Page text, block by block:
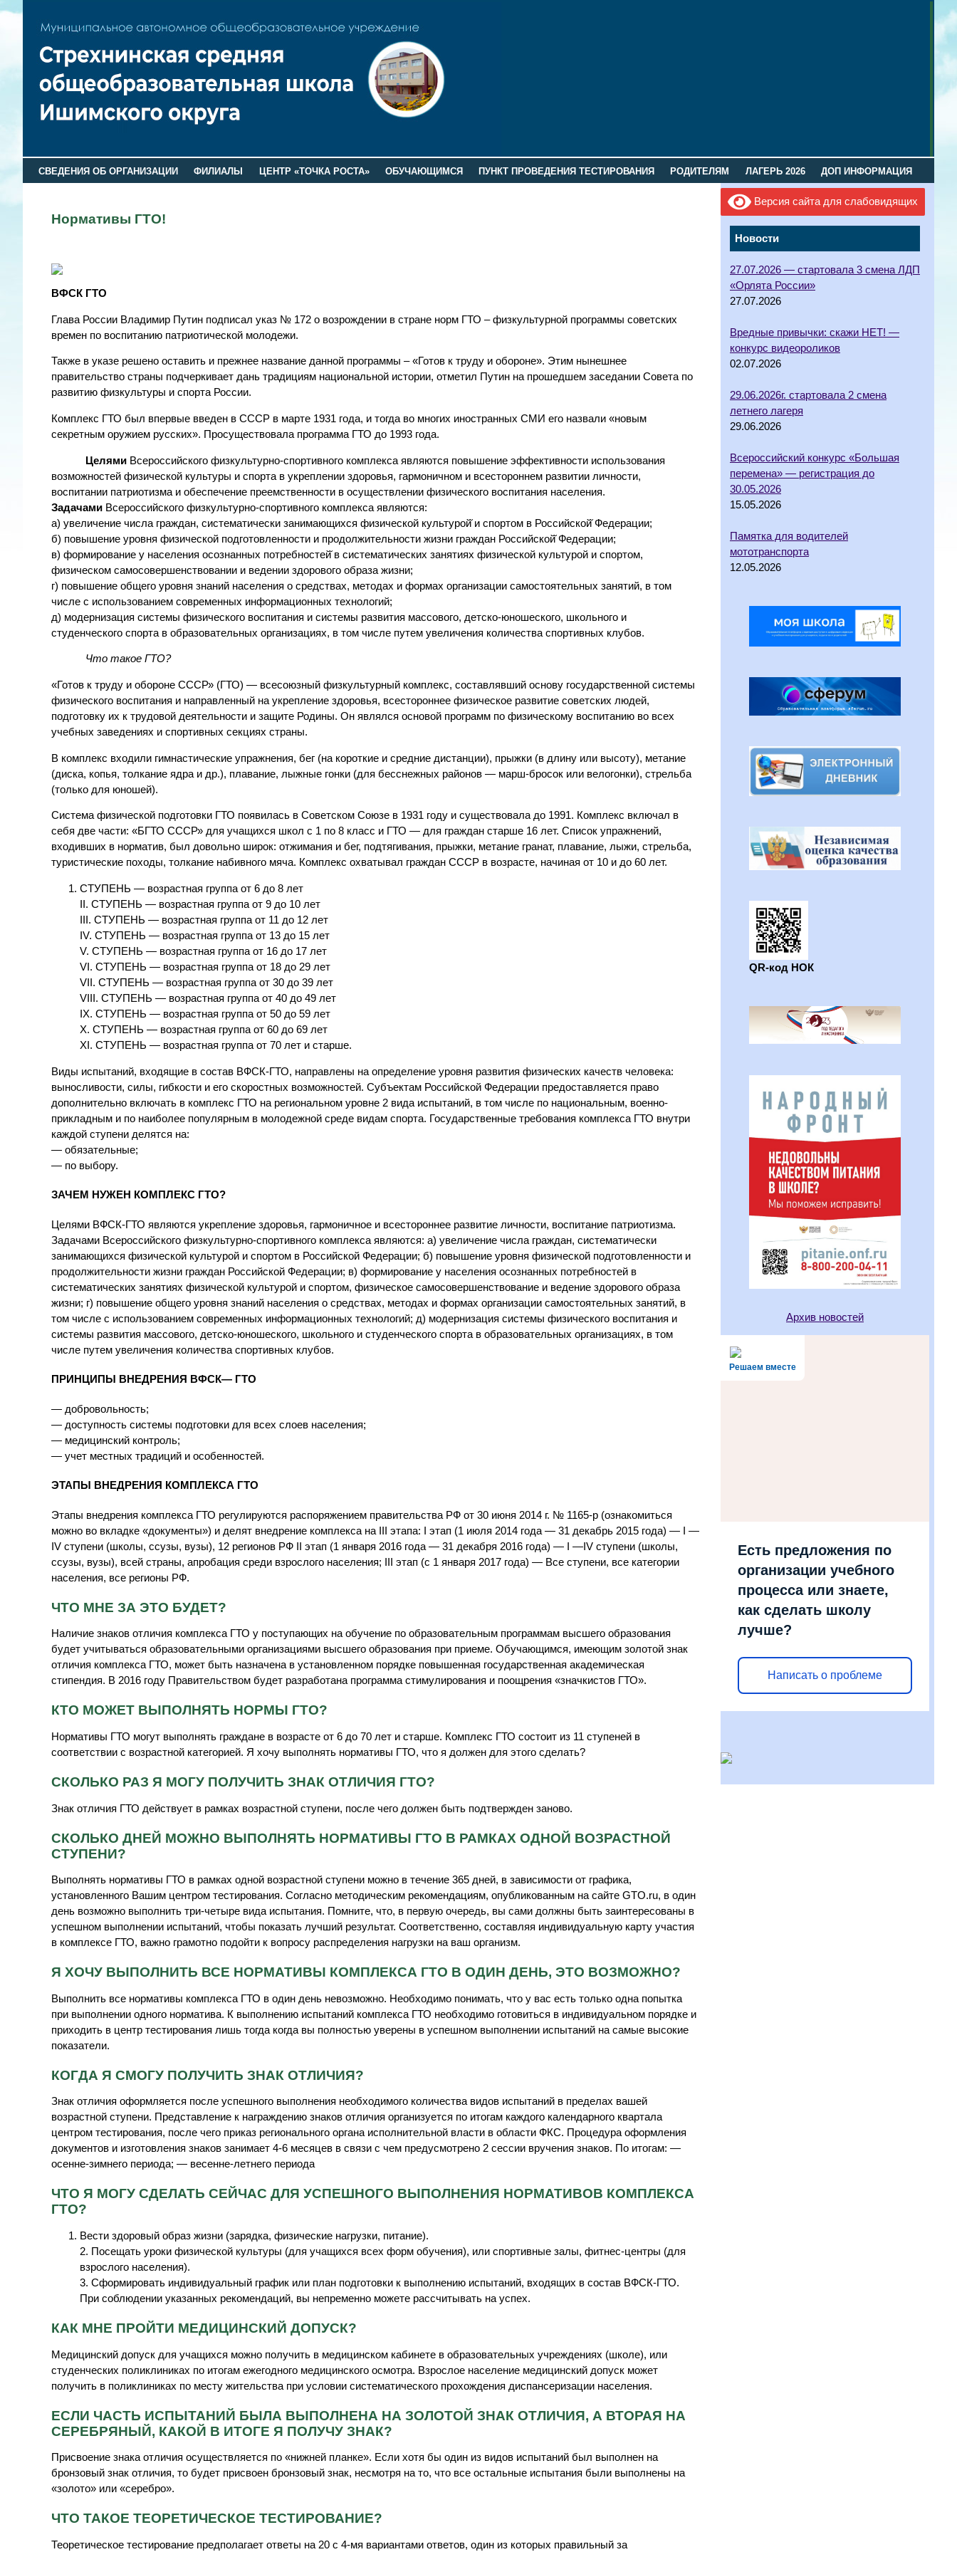
СВЕДЕНИЯ ОБ ОРГАНИЗАЦИИ ФИЛИАЛЫ ЦЕНТР «ТОЧКА РОСТА» ОБУЧАЮЩИМСЯ ПУНКТ ПРОВЕДЕНИЯ ТЕСТИРОВАНИЯ РОДИТЕЛЯМ ЛАГЕРЬ 2026 ДОП ИНФОРМАЦИЯ
Версия сайта для слабовидящих
Новости
27.07.2026 — стартовала 3 смена ЛДП
«Орлята России»
27.07.2026
Вредные привычки: скажи НЕТ! —
конкурс видеороликов
02.07.2026
29.06.2026г. стартовала 2 смена
летнего лагеря
29.06.2026
Всероссийский конкурс «Большая
перемена» — регистрация до
30.05.2026
15.05.2026
Памятка для водителей
мототранспорта
12.05.2026
QR-код НОК
Архив новостей
Решаем вместе
Есть предложения по
организации учебного
процесса или знаете,
как сделать школу
лучше?
Написать о проблеме
Нормативы ГТО!
ВФСК ГТО
Глава России Владимир Путин подписал указ № 172 о возрождении в стране норм ГТО – физкультурной программы советских
времен по воспитанию патриотической молодежи.
Также в указе решено оставить и прежнее название данной программы – «Готов к труду и обороне». Этим нынешнее
правительство страны подчеркивает дань традициям национальной истории, отметил Путин на прошедшем заседании Совета по
развитию физкультуры и спорта России.
Комплекс ГТО был впервые введен в СССР в марте 1931 года, и тогда во многих иностранных СМИ его назвали «новым
секретным оружием русских». Просуществовала программа ГТО до 1993 года.
Целями Всероссийского физкультурно-спортивного комплекса являются повышение эффективности использования
возможностей физической культуры и спорта в укреплении здоровья, гармоничном и всестороннем развитии личности,
воспитании патриотизма и обеспечение преемственности в осуществлении физического воспитания населения.
Задачами Всероссийского физкультурно-спортивного комплекса являются:
а) увеличение числа граждан, систематически занимающихся физической культурой̆ и спортом в Российской̆ Федерации;
б) повышение уровня физической подготовленности и продолжительности жизни граждан Российской̆ Федерации;
в) формирование у населения осознанных потребностей̆ в систематических занятиях физической культурой и спортом,
физическом самосовершенствовании и ведении здорового образа жизни;
г) повышение общего уровня знаний населения о средствах, методах и формах организации самостоятельных занятий, в том
числе с использованием современных информационных технологий;
д) модернизация системы физического воспитания и системы развития массового, детско-юношеского, школьного и
студенческого спорта в образовательных организациях, в том числе путем увеличения количества спортивных клубов.
Что такое ГТО?
«Готов к труду и обороне СССР» (ГТО) — всесоюзный физкультурный комплекс, составлявший основу государственной системы
физического воспитания и направленный на укрепление здоровья, всестороннее физическое развитие советских людей,
подготовку их к трудовой деятельности и защите Родины. Он являлся основой программ по физическому воспитанию во всех
учебных заведениях и спортивных секциях страны.
В комплекс входили гимнастические упражнения, бег (на короткие и средние дистанции), прыжки (в длину или высоту), метание
(диска, копья, толкание ядра и др.), плавание, лыжные гонки (для бесснежных районов — марш-бросок или велогонки), стрельба
(только для юношей).
Система физической подготовки ГТО появилась в Советском Союзе в 1931 году и существовала до 1991. Комплекс включал в
себя две части: «БГТО СССР» для учащихся школ с 1 по 8 класс и ГТО — для граждан старше 16 лет. Список упражнений,
входивших в норматив, был довольно широк: отжимания и бег, подтягивания, прыжки, метание гранат, плавание, лыжи, стрельба,
туристические походы, толкание набивного мяча. Комплекс охватывал граждан СССР в возрасте, начиная от 10 и до 60 лет.
СТУПЕНЬ — возрастная группа от 6 до 8 лет
II. СТУПЕНЬ — возрастная группа от 9 до 10 лет
III. СТУПЕНЬ — возрастная группа от 11 до 12 лет
IV. СТУПЕНЬ — возрастная группа от 13 до 15 лет
V. СТУПЕНЬ — возрастная группа от 16 до 17 лет
VI. СТУПЕНЬ — возрастная группа от 18 до 29 лет
VII. СТУПЕНЬ — возрастная группа от 30 до 39 лет
VIII. СТУПЕНЬ — возрастная группа от 40 до 49 лет
IX. СТУПЕНЬ — возрастная группа от 50 до 59 лет
X. СТУПЕНЬ — возрастная группа от 60 до 69 лет
XI. СТУПЕНЬ — возрастная группа от 70 лет и старше.
Виды испытаний, входящие в состав ВФСК-ГТО, направлены на определение уровня развития физических качеств человека:
выносливости, силы, гибкости и его скоростных возможностей. Субъектам Российской Федерации предоставляется право
дополнительно включать в комплекс ГТО на региональном уровне 2 вида испытаний, в том числе по национальным, военно-
прикладным и по наиболее популярным в молодежной среде видам спорта. Государственные требования комплекса ГТО внутри
каждой ступени делятся на:
— обязательные;
— по выбору.
ЗАЧЕМ НУЖЕН КОМПЛЕКС ГТО?
Целями ВФСК-ГТО являются укрепление здоровья, гармоничное и всестороннее развитие личности, воспитание патриотизма.
Задачами Всероссийского физкультурно-спортивного комплекса являются: а) увеличение числа граждан, систематически
занимающихся физической культурой и спортом в Российской Федерации; б) повышение уровня физической подготовленности и
продолжительности жизни граждан Российской Федерации; в) формирование у населения осознанных потребностей в
систематических занятиях физической культурой и спортом, физическое самосовершенствование и ведение здорового образа
жизни; г) повышение общего уровня знаний населения о средствах, методах и формах организации самостоятельных занятий, в
том числе с использованием современных информационных технологий; д) модернизация системы физического воспитания и
системы развития массового, детско-юношеского, школьного и студенческого спорта в образовательных организациях, в том
числе путем увеличения количества спортивных клубов.
ПРИНЦИПЫ ВНЕДРЕНИЯ ВФСК— ГТО
— добровольность;
— доступность системы подготовки для всех слоев населения;
— медицинский контроль;
— учет местных традиций и особенностей.
ЭТАПЫ ВНЕДРЕНИЯ КОМПЛЕКСА ГТО
Этапы внедрения комплекса ГТО регулируются распоряжением правительства РФ от 30 июня 2014 г. № 1165-р (ознакомиться
можно во вкладке «документы») и делят внедрение комплекса на III этапа: I этап (1 июля 2014 года — 31 декабрь 2015 года) — I —
IV ступени (школы, ссузы, вузы), 12 регионов РФ II этап (1 января 2016 года — 31 декабря 2016 года) — I —IV ступени (школы,
ссузы, вузы), всей страны, апробация среди взрослого населения; III этап (с 1 января 2017 года) — Все ступени, все категории
населения, все регионы РФ.
ЧТО МНЕ ЗА ЭТО БУДЕТ?
Наличие знаков отличия комплекса ГТО у поступающих на обучение по образовательным программам высшего образования
будет учитываться образовательными организациями высшего образования при приеме. Обучающимся, имеющим золотой знак
отличия комплекса ГТО, может быть назначена в установленном порядке повышенная государственная академическая
стипендия. В 2016 году Правительством будет разработана программа стимулирования и поощрения «значкистов ГТО».
КТО МОЖЕТ ВЫПОЛНЯТЬ НОРМЫ ГТО?
Нормативы ГТО могут выполнять граждане в возрасте от 6 до 70 лет и старше. Комплекс ГТО состоит из 11 ступеней в
соответствии с возрастной категорией. Я хочу выполнять нормативы ГТО, что я должен для этого сделать?
СКОЛЬКО РАЗ Я МОГУ ПОЛУЧИТЬ ЗНАК ОТЛИЧИЯ ГТО?
Знак отличия ГТО действует в рамках возрастной ступени, после чего должен быть подтвержден заново.
СКОЛЬКО ДНЕЙ МОЖНО ВЫПОЛНЯТЬ НОРМАТИВЫ ГТО В РАМКАХ ОДНОЙ ВОЗРАСТНОЙ
СТУПЕНИ?
Выполнять нормативы ГТО в рамках одной возрастной ступени можно в течение 365 дней, в зависимости от графика,
установленного Вашим центром тестирования. Согласно методическим рекомендациям, опубликованным на сайте GTO.ru, в один
день возможно выполнить три-четыре вида испытания. Помните, что, в первую очередь, вы сами должны быть заинтересованы в
успешном выполнении испытаний, чтобы показать лучший результат. Соответственно, составляя индивидуальную карту участия
в комплексе ГТО, важно грамотно подойти к вопросу распределения нагрузки на ваш организм.
Я ХОЧУ ВЫПОЛНИТЬ ВСЕ НОРМАТИВЫ КОМПЛЕКСА ГТО В ОДИН ДЕНЬ, ЭТО ВОЗМОЖНО?
Выполнить все нормативы комплекса ГТО в один день невозможно. Необходимо понимать, что у вас есть только одна попытка
при выполнении одного норматива. К выполнению испытаний комплекса ГТО необходимо готовиться в индивидуальном порядке и
приходить в центр тестирования лишь тогда когда вы полностью уверены в успешном выполнении испытаний на самые высокие
показатели.
КОГДА Я СМОГУ ПОЛУЧИТЬ ЗНАК ОТЛИЧИЯ?
Знак отличия оформляется после успешного выполнения необходимого количества видов испытаний в пределах вашей
возрастной ступени. Представление к награждению знаков отличия организуется по итогам каждого календарного квартала
центром тестирования, после чего приказ регионального органа исполнительной власти в области ФКС. Процедура оформления
документов и изготовления знаков занимает 4-6 месяцев в связи с чем предусмотрено 2 сессии вручения знаков. По итогам: —
осенне-зимнего периода; — весенне-летнего периода
ЧТО Я МОГУ СДЕЛАТЬ СЕЙЧАС ДЛЯ УСПЕШНОГО ВЫПОЛНЕНИЯ НОРМАТИВОВ КОМПЛЕКСА
ГТО?
Вести здоровый образ жизни (зарядка, физические нагрузки, питание).
2. Посещать уроки физической культуры (для учащихся всех форм обучения), или спортивные залы, фитнес-центры (для
взрослого населения).
3. Сформировать индивидуальный график или план подготовки к выполнению испытаний, входящих в состав ВФСК-ГТО.
При соблюдении указанных рекомендаций, вы непременно можете рассчитывать на успех.
КАК МНЕ ПРОЙТИ МЕДИЦИНСКИЙ ДОПУСК?
Медицинский допуск для учащихся можно получить в медицинском кабинете в образовательных учреждениях (школе), или
студенческих поликлиниках по итогам ежегодного медицинского осмотра. Взрослое население медицинский допуск может
получить в поликлиниках по месту жительства при условии систематического прохождения диспансеризации населения.
ЕСЛИ ЧАСТЬ ИСПЫТАНИЙ БЫЛА ВЫПОЛНЕНА НА ЗОЛОТОЙ ЗНАК ОТЛИЧИЯ, А ВТОРАЯ НА
СЕРЕБРЯНЫЙ, КАКОЙ В ИТОГЕ Я ПОЛУЧУ ЗНАК?
Присвоение знака отличия осуществляется по «нижней планке». Если хотя бы один из видов испытаний был выполнен на
бронзовый знак отличия, то будет присвоен бронзовый знак, несмотря на то, что все остальные испытания были выполнены на
«золото» или «серебро».
ЧТО ТАКОЕ ТЕОРЕТИЧЕСКОЕ ТЕСТИРОВАНИЕ?
Теоретическое тестирование предполагает ответы на 20 с 4-мя вариантами ответов, один из которых правильный за